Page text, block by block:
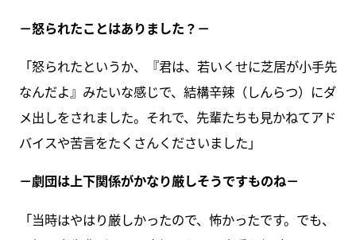
－怒られたことはありました？－
「怒られたというか、『君は、若いくせに芝居が小手先
なんだよ』みたいな感じで、結構辛辣（しんらつ）にダ
メ出しをされました。それで、先輩たちも見かねてアド
バイスや苦言をたくさんくださいました」
－劇団は上下関係がかなり厳しそうですものね－
「当時はやはり厳しかったので、怖かったです。でも、